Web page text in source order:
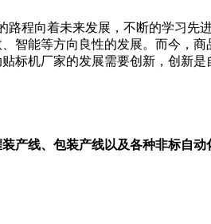
程向着未来发展，不断的学习先
智能等方向良性的发展。而今，
机厂家的发展需要创新，创新是
产线、包装产线以及各种非标自